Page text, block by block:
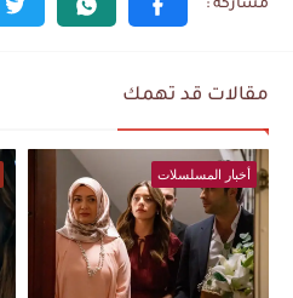
مقالات قد تهمك
أخبار المسلسلات